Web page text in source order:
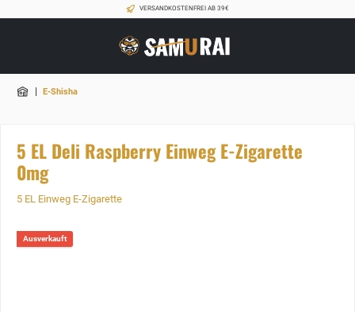
VERSANDKOSTENFREI AB 39€
| E-Shisha
5 EL Deli Raspberry Einweg E-Zigarette
0mg
5 EL Einweg E-Zigarette
Ausverkauft